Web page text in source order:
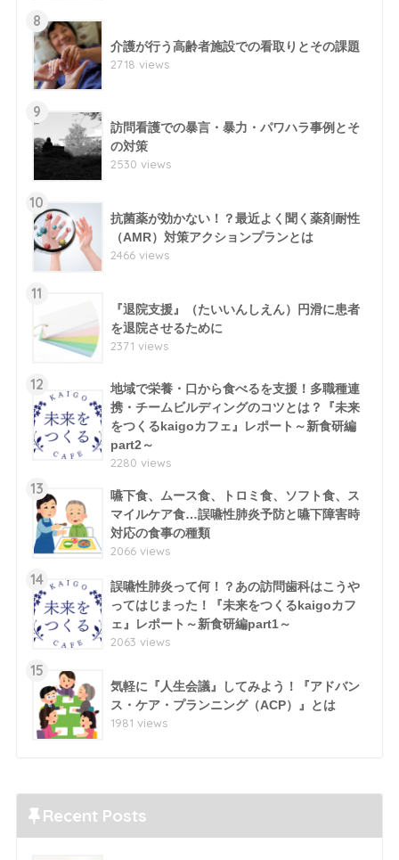
8
介護が行う高齢者施設での看取りとその課題
2718 views
9
訪問看護での暴言・暴力・パワハラ事例とそ
の対策
2530 views
10
抗菌薬が効かない！？最近よく聞く薬剤耐性
（AMR）対策アクションプランとは
2466 views
11
『退院支援』（たいいんしえん）円滑に患者
を退院させるために
2371 views
12
地域で栄養・口から食べるを支援！多職種連
携・チームビルディングのコツとは？『未来
をつくるkaigoカフェ』レポート～新食研編
part2～
2280 views
13
嚥下食、ムース食、トロミ食、ソフト食、ス
マイルケア食…誤嚥性肺炎予防と嚥下障害時
対応の食事の種類
2066 views
14
誤嚥性肺炎って何！？あの訪問歯科はこうや
ってはじまった！『未来をつくるkaigoカフ
ェ』レポート～新食研編part1～
2063 views
15
気軽に『人生会議』してみよう！『アドバン
ス・ケア・プランニング（ACP）』とは
1981 views
Recent Posts